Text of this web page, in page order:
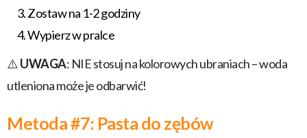
Zostaw na 1-2 godziny
Wypierz w pralce
⚠️UWAGA: NIE stosuj na kolorowych ubraniach – woda
utleniona może je odbarwić!
Metoda #7: Pasta do zębów